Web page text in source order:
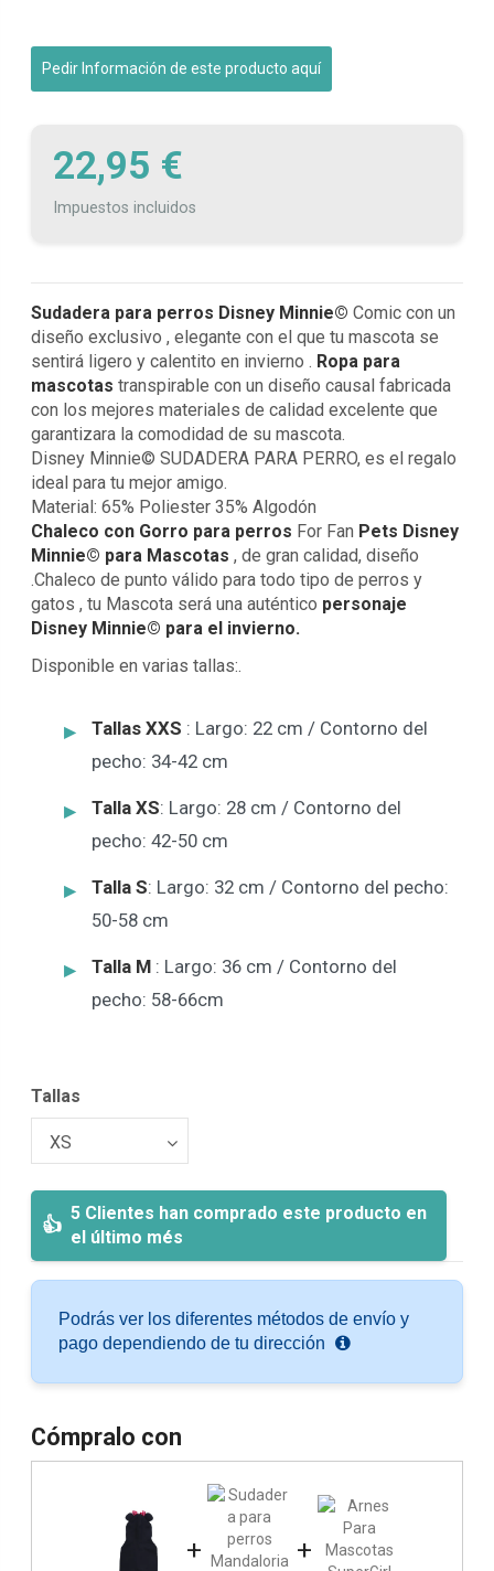
Pedir Información de este producto aquí
22,95 €
Impuestos incluidos
Sudadera para perros Disney Minnie© Comic con un
diseño exclusivo , elegante con el que tu mascota se
sentirá ligero y calentito en invierno . Ropa para
mascotas transpirable con un diseño causal fabricada
con los mejores materiales de calidad excelente que
garantizara la comodidad de su mascota.
Disney Minnie© SUDADERA PARA PERRO, es el regalo
ideal para tu mejor amigo.
Material: 65% Poliester 35% Algodón
Chaleco con Gorro para perros For Fan Pets Disney
Minnie© para Mascotas , de gran calidad, diseño
.Chaleco de punto válido para todo tipo de perros y
gatos , tu Mascota será una auténtico personaje
Disney Minnie© para el invierno.
Disponible en varias tallas:.
Tallas XXS : Largo: 22 cm / Contorno del
pecho: 34-42 cm
Talla XS: Largo: 28 cm / Contorno del
pecho: 42-50 cm
Talla S: Largo: 32 cm / Contorno del pecho:
50-58 cm
Talla M: Largo: 36 cm / Contorno del
pecho: 58-66cm
Tallas
5 Clientes han comprado este producto en
el último més
Podrás ver los diferentes métodos de envío y
pago dependiendo de tu dirección
Cómpralo con
+ +